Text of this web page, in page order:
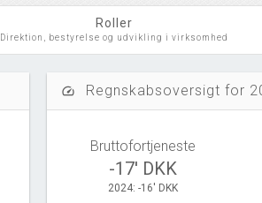
Roller
Direktion, bestyrelse og udvikling i virksomhed
speed Regnskabsoversigt for
Bruttofortjeneste
-17' DKK
2024: -16' DKK